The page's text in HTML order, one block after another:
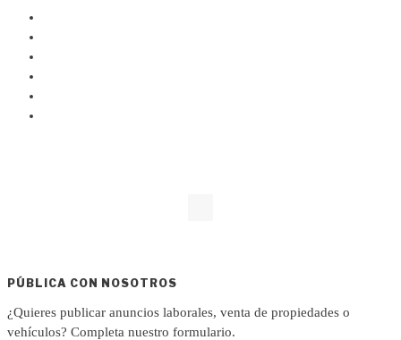
PÚBLICA CON NOSOTROS
¿Quieres publicar anuncios laborales, venta de propiedades o
vehículos? Completa nuestro formulario.